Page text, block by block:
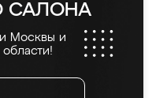
САЛОНА
Москвы и